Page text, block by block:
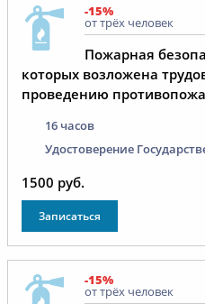
-15%
от трёх человек
Пожарная
которых возложена
проведению
16 часов
Удостоверение
1500 руб.
Записаться
-15%
от трёх человек